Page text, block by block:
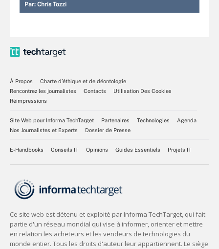
Par: Chris Tozzi
À Propos
Charte d’éthique et de déontologie
Rencontrez les journalistes
Contacts
Utilisation Des Cookies
Réimpressions
Site Web pour Informa TechTarget Partenaires Technologies
Agenda
Nos Journalistes et Experts
Dossier de Presse
E-Handbooks Conseils IT Opinions Guides Essentiels Projets IT